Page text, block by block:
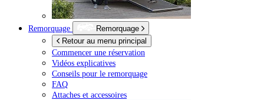
Remorquage
Remorquage
Retour au menu principal
Commencer une réservation
Vidéos explicatives
Conseils pour le remorquage
FAQ
Attaches et accessoires